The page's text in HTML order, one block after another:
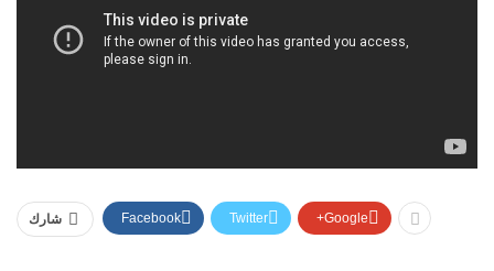
شارك Facebook Twitter Google+